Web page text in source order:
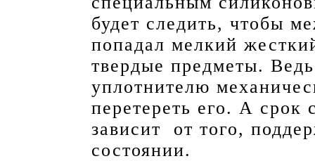
будет следить, чтобы
попадал мелкий
твердые предметы.
уплотнителю
перетереть его. А
зависит от того,
состоянии.